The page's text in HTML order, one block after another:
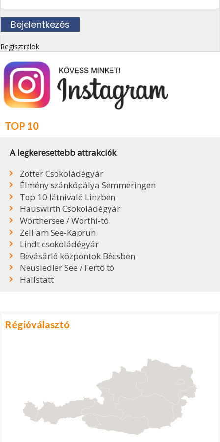
Regisztrálok
TOP 10
A legkeresettebb attrakciók
Zotter Csokoládégyár
Élmény szánkópálya Semmeringen
Top 10 látnivaló Linzben
Hauswirth Csokoládégyár
Wörthersee / Wörthi-tó
Zell am See-Kaprun
Lindt csokoládégyár
Bevásárló központok Bécsben
Neusiedler See / Fertő tó
Hallstatt
Régióválasztó